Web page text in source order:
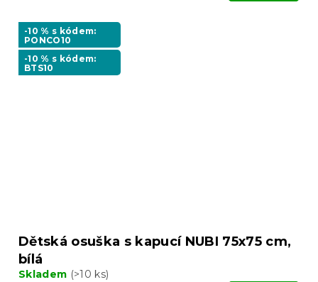
-10 % s kódem:
PONCO10
-10 % s kódem:
BTS10
Dětská osuška s kapucí NUBI 75x75 cm,
bílá
Skladem (>10 ks)